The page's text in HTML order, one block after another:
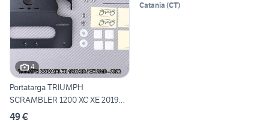
4
Portatarga TRIUMPH
SCRAMBLER 1200 XC XE 2019
2026
49 €
Catania (CT)